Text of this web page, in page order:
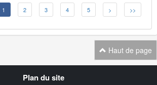
1 2 3 4 5 > >>
Haut de page
Plan du site